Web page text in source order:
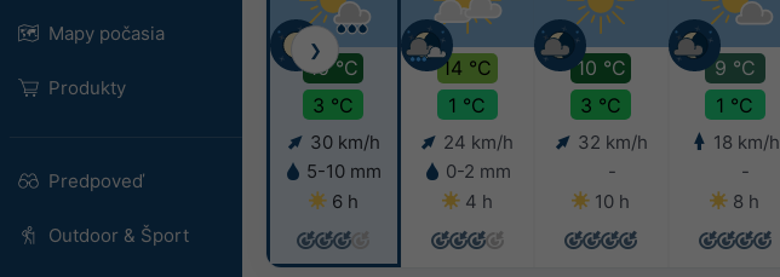
Mapy počasia
Produkty
Predpoveď
Outdoor & Šport
10 °C
3 °C
30 km/h
5-10 mm
6 h
14 °C
1 °C
24 km/h
0-2 mm
4 h
10 °C
3 °C
32 km/h
-
10 h
9 °C
1 °C
18 km/h
-
8 h
❯